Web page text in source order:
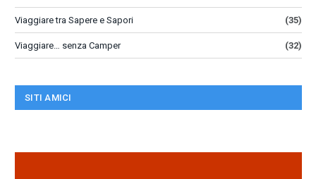
Viaggiare tra Sapere e Sapori (35)
Viaggiare… senza Camper (32)
SITI AMICI